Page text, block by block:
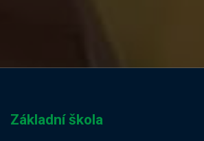
Základní škola